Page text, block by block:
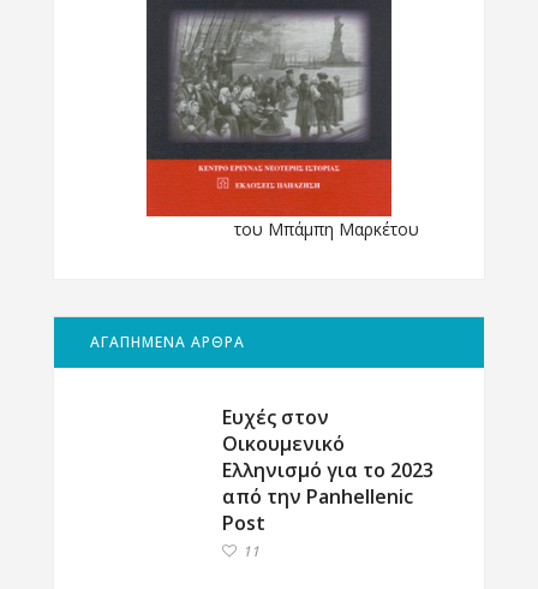
του Μπάμπη Μαρκέτου
ΑΓΑΠΗΜΕΝΑ ΑΡΘΡΑ
Ευχές στον
Οικουμενικό
Ελληνισμό για το 2023
από την Panhellenic
Post
11